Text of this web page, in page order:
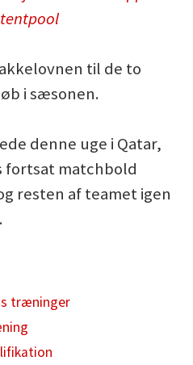
til de to
i sæsonen.
denne uge i Qatar,
fortsat matchbold
resten af teamet igen
træninger